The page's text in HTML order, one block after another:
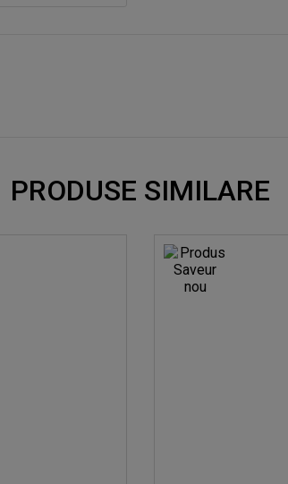
PRODUSE SIMILARE